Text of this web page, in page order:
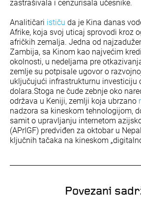
zastrašivala i cenzurisala učesnike.
Analitičari ističu da je Kina danas
Afrike, koja svoj uticaj sprovodi kroz
afričkih zemalja. Jedna od
Zambija, sa Kinom kao najvećim
okolnosti, u nedeljama pre
zemlje su potpisale ugovor o
uključujući infrastrukturnu investiciju
dolara.Stoga ne čude zebnje oko
održava u Keniji, zemlji koja ubrzano
nadzora sa kineskom tehnologijom,
samit o upravljanju internetom
(APrIGF) predviđen za oktobar u
ključnih tačaka na kineskom
Povezani